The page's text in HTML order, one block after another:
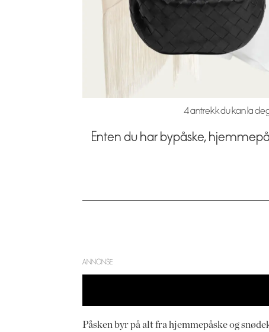
4 antrekk du kan la
Enten du har bypåske,
ANNONSE
Påsken byr på alt fra hjemmepåske og